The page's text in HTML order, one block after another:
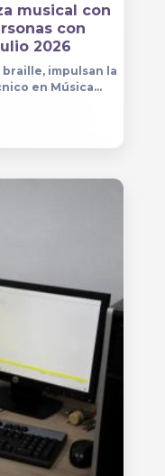
musical con
con
2026
impulsan la
en Música